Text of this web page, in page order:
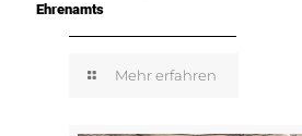
Ehrenamts
Mehr erfahren